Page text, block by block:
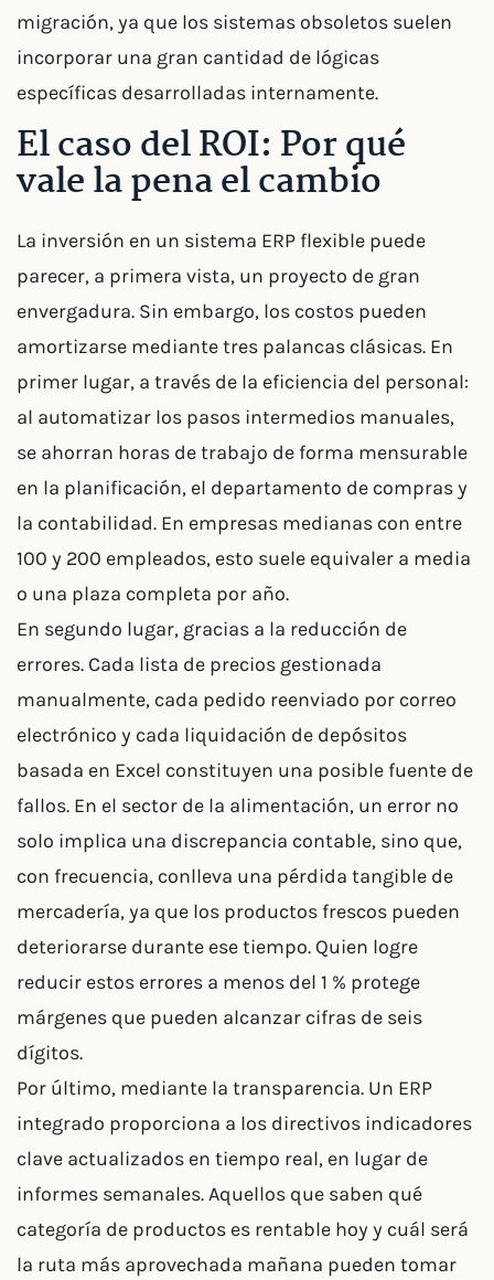
migración, ya que los sistemas obsoletos suelen
incorporar una gran cantidad de lógicas
específicas desarrolladas internamente.
El caso del ROI: Por qué
vale la pena el cambio
La inversión en un sistema ERP flexible puede
parecer, a primera vista, un proyecto de gran
envergadura. Sin embargo, los costos pueden
amortizarse mediante tres palancas clásicas. En
primer lugar, a través de la eficiencia del personal:
al automatizar los pasos intermedios manuales,
se ahorran horas de trabajo de forma mensurable
en la planificación, el departamento de compras y
la contabilidad. En empresas medianas con entre
100 y 200 empleados, esto suele equivaler a media
o una plaza completa por año.
En segundo lugar, gracias a la reducción de
errores. Cada lista de precios gestionada
manualmente, cada pedido reenviado por correo
electrónico y cada liquidación de depósitos
basada en Excel constituyen una posible fuente de
fallos. En el sector de la alimentación, un error no
solo implica una discrepancia contable, sino que,
con frecuencia, conlleva una pérdida tangible de
mercadería, ya que los productos frescos pueden
deteriorarse durante ese tiempo. Quien logre
reducir estos errores a menos del 1 % protege
márgenes que pueden alcanzar cifras de seis
dígitos.
Por último, mediante la transparencia. Un ERP
integrado proporciona a los directivos indicadores
clave actualizados en tiempo real, en lugar de
informes semanales. Aquellos que saben qué
categoría de productos es rentable hoy y cuál será
la ruta más aprovechada mañana pueden tomar